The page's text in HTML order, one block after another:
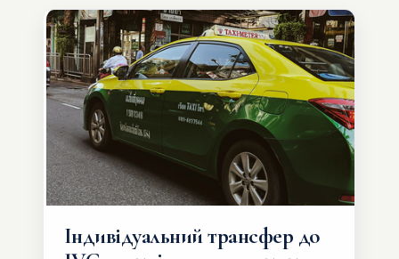
Індивідуальний трансфер до